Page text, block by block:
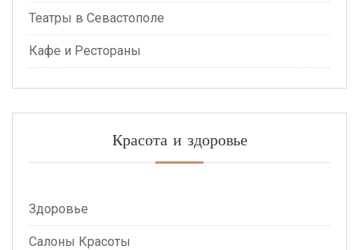
Театры в Севастополе
Кафе и Рестораны
Красота и здоровье
Здоровье
Салоны Красоты